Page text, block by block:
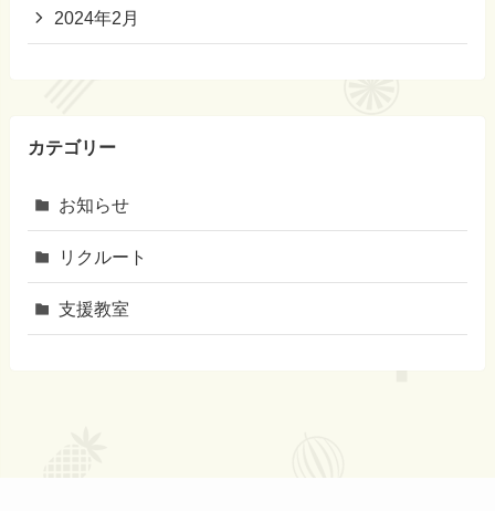
2024年2月
カテゴリー
お知らせ
リクルート
支援教室